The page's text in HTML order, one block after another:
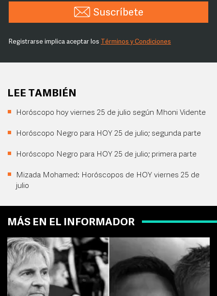
Suscríbete
Registrarse implica aceptar los Términos y Condiciones
LEE TAMBIÉN
Horóscopo hoy viernes 25 de julio según Mhoni Vidente
Horóscopo Negro para HOY 25 de julio; segunda parte
Horóscopo Negro para HOY 25 de julio; primera parte
Mizada Mohamed: Horóscopos de HOY viernes 25 de
julio
MÁS EN EL INFORMADOR